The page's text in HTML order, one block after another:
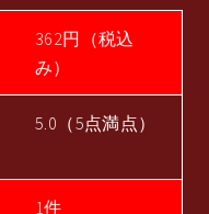
362円（税込
み）
5.0（5点満点）
1件